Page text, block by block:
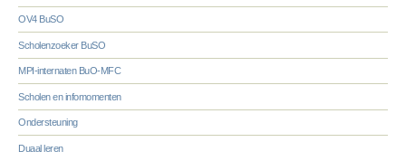
OV4 BuSO
Scholenzoeker BuSO
MPI-internaten BuO-MFC
Scholen en infomomenten
Ondersteuning
Duaal leren